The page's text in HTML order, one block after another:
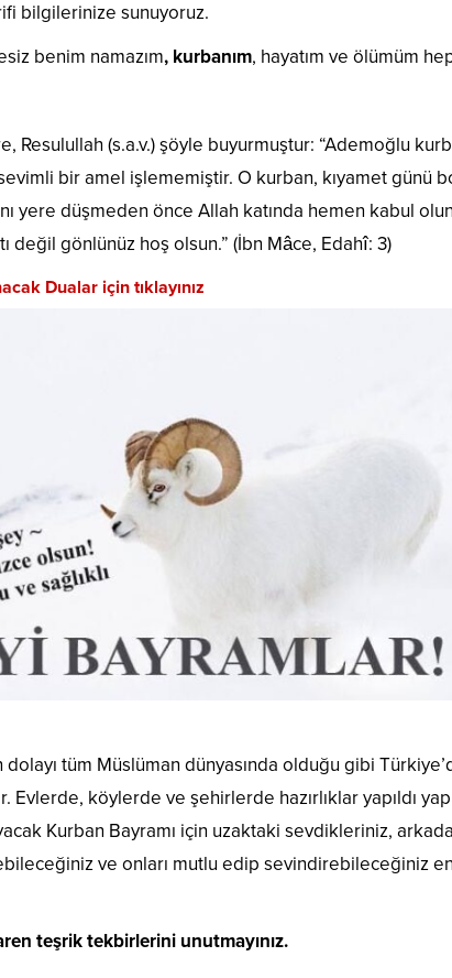
bilgilerinize sunuyoruz.
benim namazım, kurbanım, hayatım ve ölümüm
Resulullah (s.a.v.) şöyle buyurmuştur: “Ademoğlu
bir amel işlememiştir. O kurban, kıyamet günü
yere düşmeden önce Allah katında hemen kabul
değil gönlünüz hoş olsun.” (İbn Mâce, Edahî: 3)
için tıklayınız
tüm Müslüman dünyasında olduğu gibi
Evlerde, köylerde ve şehirlerde hazırlıklar yapıldı
Kurban Bayramı için uzaktaki sevdikleriniz,
ve onları mutlu edip sevindirebileceğiniz
teşrik tekbirlerini unutmayınız.